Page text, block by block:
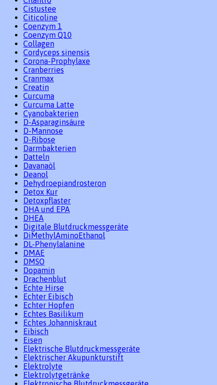
Cistustee
Citicoline
Coenzym 1
Coenzym Q10
Collagen
Cordyceps sinensis
Corona-Prophylaxe
Cranberries
Cranmax
Creatin
Curcuma
Curcuma Latte
Cyanobakterien
D-Asparaginsäure
D-Mannose
D-Ribose
Darmbakterien
Datteln
Davanaöl
Deanol
Dehydroepiandrosteron
Detox Kur
Detoxpflaster
DHA und EPA
DHEA
Digitale Blutdruckmessgeräte
DiMethylAminoEthanol
DL-Phenylalanine
DMAE
DMSO
Dopamin
Drachenblut
Echte Hirse
Echter Eibisch
Echter Hopfen
Echtes Basilikum
Echtes Johanniskraut
Eibisch
Eisen
Elektrische Blutdruckmessgeräte
Elektrischer Akupunkturstift
Elektrolyte
Elektrolytgetränke